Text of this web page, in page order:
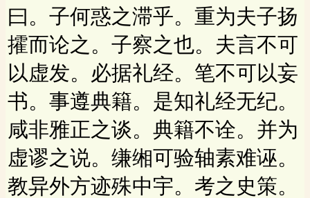
曰。子何惑之滞乎。重为夫子扬
攉而论之。子察之也。夫言不可
以虚发。必据礼经。笔不可以妄
书。事遵典籍。是知礼经无纪。
咸非雅正之谈。典籍不诠。并为
虚谬之说。缣缃可验轴素难诬。
教异外方迹殊中宇。考之史策。